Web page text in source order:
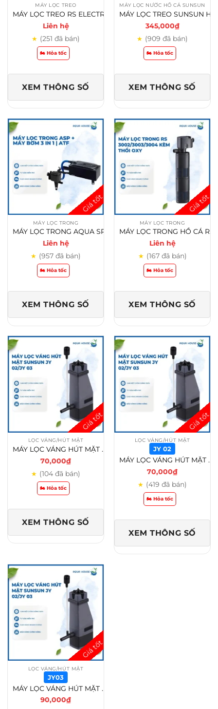
MÁY LỌC TREO
Liên hệ
★ (251 đã bán)
🏍️ Hỏa tốc
XEM THÔNG SỐ
MÁY LỌC NƯỚC HỒ CÁ SUNSUN
345,000₫
★ (909 đã bán)
🏍️ Hỏa tốc
XEM THÔNG SỐ
MÁY LỌC TRONG
Liên hệ
★ (957 đã bán)
🏍️ Hỏa tốc
XEM THÔNG SỐ
MÁY LỌC TRONG
MÁY LỌC TRONG HỒ CÁ RS 3002/RS 3003/RS 3004 KÈM THỔI OXY
Liên hệ
★ (167 đã bán)
🏍️ Hỏa tốc
XEM THÔNG SỐ
LỌC VÁNG/HÚT MẶT
MÁY LỌC VÁNG HÚT MẶT SUNSUN JY 02/JY 03 HỒ CÁ, THỦY SINH
70,000₫
★ (104 đã bán)
🏍️ Hỏa tốc
XEM THÔNG SỐ
LỌC VÁNG/HÚT MẶT
JY 02
MÁY LỌC VÁNG HÚT MẶT SUNSUN JY 02/JY 03 HỒ CÁ, THỦY SINH – JY 02
70,000₫
★ (419 đã bán)
🏍️ Hỏa tốc
XEM THÔNG SỐ
LỌC VÁNG/HÚT MẶT
JY03
MÁY LỌC VÁNG HÚT MẶT SUNSUN JY 02/JY 03 HỒ CÁ, THỦY SINH – JY03
90,000₫